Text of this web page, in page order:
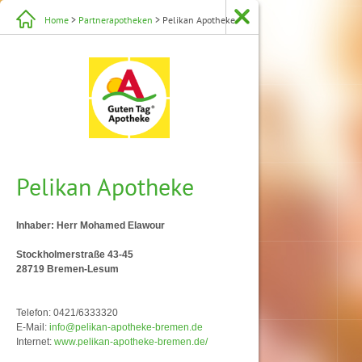
Home > Partnerapotheken > Pelikan Apotheke
Pelikan Apotheke
Inhaber: Herr Mohamed Elawour
Stockholmerstraße 43-45
28719 Bremen-Lesum
Telefon: 0421/6333320
E-Mail: info@pelikan-apotheke-bremen.de
Internet: www.pelikan-apotheke-bremen.de/